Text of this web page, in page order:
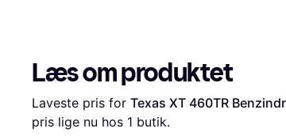
Læs om produktet
Laveste pris for Texas XT 460TR
pris lige nu hos 1 butik.